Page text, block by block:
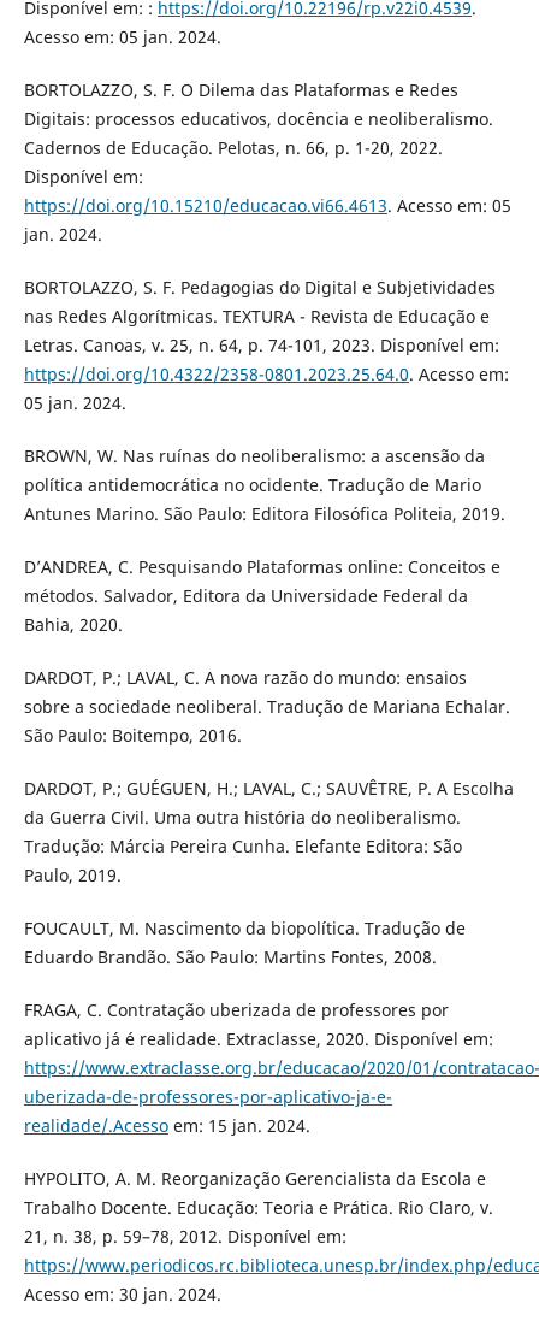
Disponível em: : https://doi.org/10.22196/rp.v22i0.4539.
Acesso em: 05 jan. 2024.
BORTOLAZZO, S. F. O Dilema das Plataformas e Redes
Digitais: processos educativos, docência e neoliberalismo.
Cadernos de Educação. Pelotas, n. 66, p. 1-20, 2022.
Disponível em:
https://doi.org/10.15210/educacao.vi66.4613. Acesso em: 05
jan. 2024.
BORTOLAZZO, S. F. Pedagogias do Digital e Subjetividades
nas Redes Algorítmicas. TEXTURA - Revista de Educação e
Letras. Canoas, v. 25, n. 64, p. 74-101, 2023. Disponível em:
https://doi.org/10.4322/2358-0801.2023.25.64.0. Acesso em:
05 jan. 2024.
BROWN, W. Nas ruínas do neoliberalismo: a ascensão da
política antidemocrática no ocidente. Tradução de Mario
Antunes Marino. São Paulo: Editora Filosófica Politeia, 2019.
D’ANDREA, C. Pesquisando Plataformas online: Conceitos e
métodos. Salvador, Editora da Universidade Federal da
Bahia, 2020.
DARDOT, P.; LAVAL, C. A nova razão do mundo: ensaios
sobre a sociedade neoliberal. Tradução de Mariana Echalar.
São Paulo: Boitempo, 2016.
DARDOT, P.; GUÉGUEN, H.; LAVAL, C.; SAUVÊTRE, P. A Escolha
da Guerra Civil. Uma outra história do neoliberalismo.
Tradução: Márcia Pereira Cunha. Elefante Editora: São
Paulo, 2019.
FOUCAULT, M. Nascimento da biopolítica. Tradução de
Eduardo Brandão. São Paulo: Martins Fontes, 2008.
FRAGA, C. Contratação uberizada de professores por
aplicativo já é realidade. Extraclasse, 2020. Disponível em:
https://www.extraclasse.org.br/educacao/2020/01/contratacao-
uberizada-de-professores-por-aplicativo-ja-e-
realidade/.Acessoem: 15 jan. 2024.
HYPOLITO, A. M. Reorganização Gerencialista da Escola e
Trabalho Docente. Educação: Teoria e Prática. Rio Claro, v.
21, n. 38, p. 59–78, 2012. Disponível em:
https://www.periodicos.rc.biblioteca.unesp.br/index.php/
Acesso em: 30 jan. 2024.